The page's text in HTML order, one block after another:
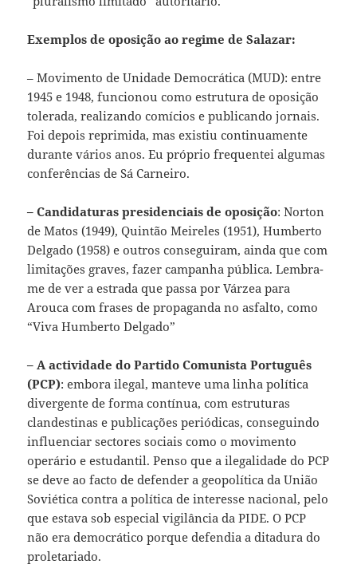
Exemplos de oposição ao regime de Salazar:
– Movimento de Unidade Democrática (MUD): entre
1945 e 1948, funcionou como estrutura de oposição
tolerada, realizando comícios e publicando jornais.
Foi depois reprimida, mas existiu continuamente
durante vários anos. Eu próprio frequentei algumas
conferências de Sá Carneiro.
– Candidaturas presidenciais de oposição: Norton
de Matos (1949), Quintão Meireles (1951), Humberto
Delgado (1958) e outros conseguiram, ainda que com
limitações graves, fazer campanha pública. Lembra-
me de ver a estrada que passa por Várzea para
Arouca com frases de propaganda no asfalto, como
“Viva Humberto Delgado”
– A actividade do Partido Comunista Português
(PCP): embora ilegal, manteve uma linha política
divergente de forma contínua, com estruturas
clandestinas e publicações periódicas, conseguindo
influenciar sectores sociais como o movimento
operário e estudantil. Penso que a ilegalidade do PCP
se deve ao facto de defender a geopolítica da União
Soviética contra a política de interesse nacional, pelo
que estava sob especial vigilância da PIDE. O PCP
não era democrático porque defendia a ditadura do
proletariado.